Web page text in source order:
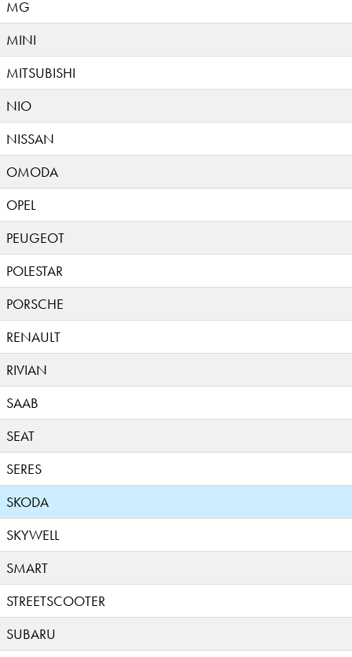
MG
MINI
MITSUBISHI
NIO
NISSAN
OMODA
OPEL
PEUGEOT
POLESTAR
PORSCHE
RENAULT
RIVIAN
SAAB
SEAT
SERES
SKODA
SKYWELL
SMART
STREETSCOOTER
SUBARU